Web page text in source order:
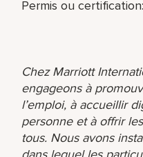
Permis ou
Chez Marriott
engageons à
l’emploi, à accueillir
personne et à offrir
tous. Nous avons
dans lequel les